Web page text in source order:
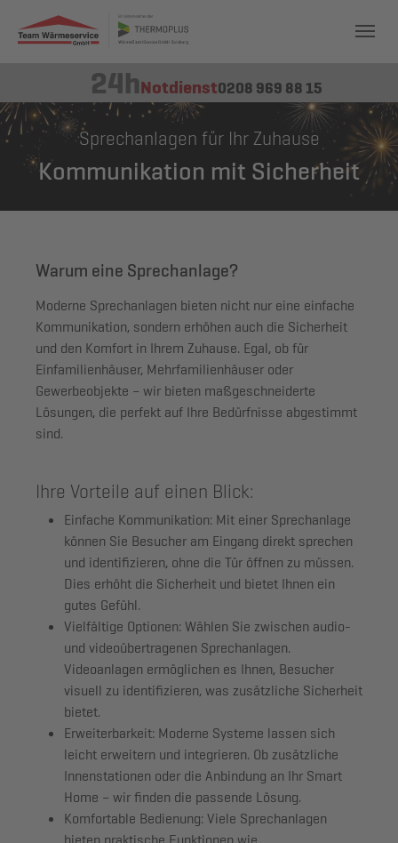
24hNotdienst0208 969 88 15
Sprechanlagen für Ihr Zuhause
Kommunikation mit Sicherheit
Warum eine Sprechanlage?
Moderne Sprechanlagen bieten nicht nur eine einfache
Kommunikation, sondern erhöhen auch die Sicherheit
und den Komfort in Ihrem Zuhause. Egal, ob für
Einfamilienhäuser, Mehrfamilienhäuser oder
Gewerbeobjekte – wir bieten maßgeschneiderte
Lösungen, die perfekt auf Ihre Bedürfnisse abgestimmt
sind.
Ihre Vorteile auf einen Blick:
Einfache Kommunikation: Mit einer Sprechanlage
können Sie Besucher am Eingang direkt sprechen
und identifizieren, ohne die Tür öffnen zu müssen.
Dies erhöht die Sicherheit und bietet Ihnen ein
gutes Gefühl.
Vielfältige Optionen: Wählen Sie zwischen audio-
und videoübertragenen Sprechanlagen.
Videoanlagen ermöglichen es Ihnen, Besucher
visuell zu identifizieren, was zusätzliche Sicherheit
bietet.
Erweiterbarkeit: Moderne Systeme lassen sich
leicht erweitern und integrieren. Ob zusätzliche
Innenstationen oder die Anbindung an Ihr Smart
Home – wir finden die passende Lösung.
Komfortable Bedienung: Viele Sprechanlagen